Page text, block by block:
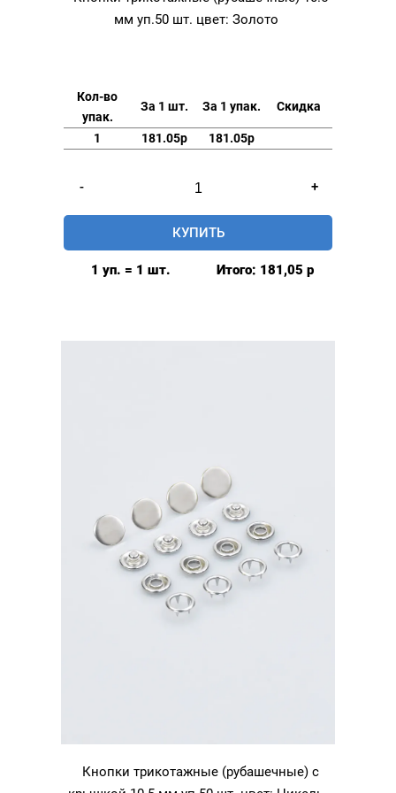
мм уп.50 шт. цвет: Золото
Кол-во
упак.
За 1 шт. За 1 упак. Скидка
1 181.05р 181.05р
-
товара
Кнопки
трикотажные
(рубашечные)
+
КУПИТЬ
1 уп. = 1 шт. Итого: 181,05 р
Кнопки трикотажные (рубашечные) с